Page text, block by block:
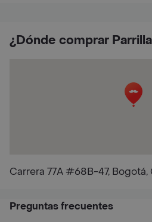
¿Dónde comprar
Carrera 77A #68B-47, Bogotá,
Preguntas frecuentes